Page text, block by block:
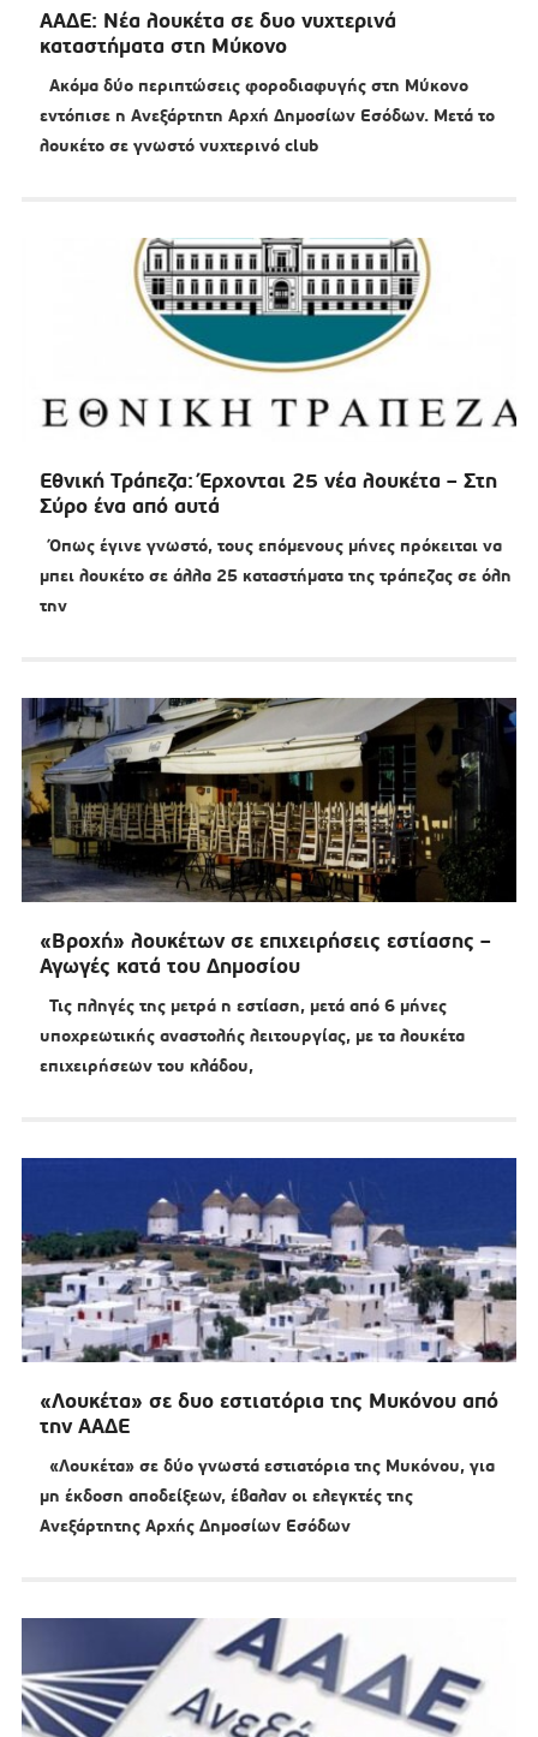
ΑΑΔΕ: Νέα λουκέτα σε δυο νυχτερινά
καταστήματα στη Μύκονο
Ακόμα δύο περιπτώσεις φοροδιαφυγής στη Μύκονο
εντόπισε η Ανεξάρτητη Αρχή Δημοσίων Εσόδων. Μετά το
λουκέτο σε γνωστό νυχτερινό club
Εθνική Τράπεζα: Έρχονται 25 νέα λουκέτα – Στη
Σύρο ένα από αυτά
Όπως έγινε γνωστό, τους επόμενους μήνες πρόκειται να
μπει λουκέτο σε άλλα 25 καταστήματα της τράπεζας σε όλη
την
«Βροχή» λουκέτων σε επιχειρήσεις εστίασης –
Αγωγές κατά του Δημοσίου
Τις πληγές της μετρά η εστίαση, μετά από 6 μήνες
υποχρεωτικής αναστολής λειτουργίας, με τα λουκέτα
επιχειρήσεων του κλάδου,
«Λουκέτα» σε δυο εστιατόρια της Μυκόνου από
την ΑΑΔΕ
«Λουκέτα» σε δύο γνωστά εστιατόρια της Μυκόνου, για
μη έκδοση αποδείξεων, έβαλαν οι ελεγκτές της
Ανεξάρτητης Αρχής Δημοσίων Εσόδων